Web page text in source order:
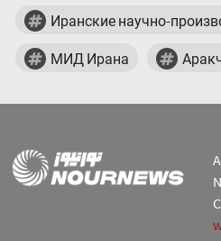
Иранские научно-
МИД Ирана